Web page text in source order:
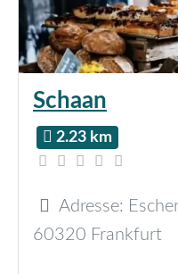
Schaan
2.23 km
Adresse:
60320 Frankfurt